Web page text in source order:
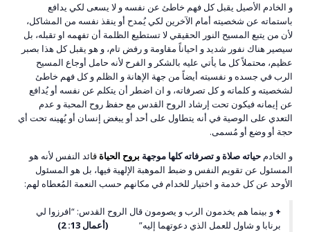
و الخادم الأصيل يقبل كل فهم خاطئ عن نفسه و لا يسعى لكي يدافع
باستماته عن شخصيته أمام الآخرين لكي يُمدح أو ينقذ نفسه من المشاكل،
لأن من يتبع المسيح النور الحقيقي لا تستطيع الظلمة أن تفهمه او تقبله، بل
سيصير هناك نفور شديد و احياناً مقاومة و رفض تام، و هو يقبل كل هذا بصبر
عظيم، محتملاً كل ما يأتي عليه بالشكر و الفرح لأنه حامل أوجاع المسيح
الرب في جسده و نفسيته أيضاً من جهة الإهانة و الظلم و كل فهم خاطئ
لشخصيته و كلماته و كل تصرفاته، و ان اضطر أن يتكلم عن نفسه أو يُدافع
عن إيمانه فيكون تحت إرشاد الروح القدس مع حفظ روح المحبة و عدم
التعدي على الوصية في أنه يتطاول على أحد أو يبغض إنسان أو يُهينه تحت أي
حجة أو وضع أو مُسمى.
و الخادم حياته صلاة و تصرفاته كلها موجهة بروح الحياةقائد النفس لأنه هو
المسئول عن تقويم النفس و ضبط الموهبة الإلهية فيها، بل هو المسئول
الأوحد عن كل خدمة و اختيار للخدام في مكانهم حسب النعمة المُعطاه لهم:
+ و بينما هم يخدمون الرب و يصومون قال الروح القدس: “افرزوا لي
برنابا و شاول للعمل الذي دعوتهما إليه” (أعمال 13: 2)